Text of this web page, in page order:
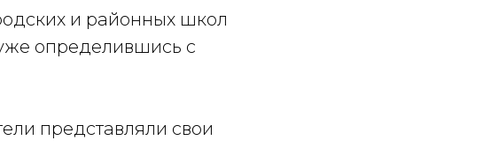
и районных школ
определившись с
представляли свои